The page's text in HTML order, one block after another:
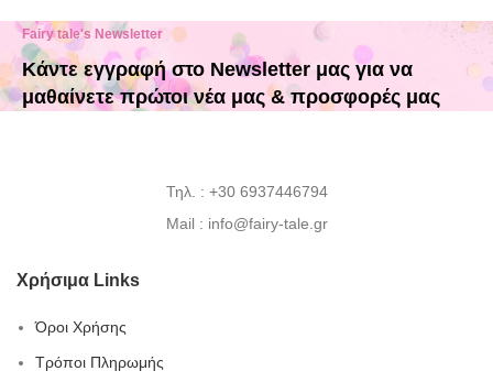
Fairy tale's Newsletter
Κάντε εγγραφή στο Newsletter μας για να
μαθαίνετε πρώτοι νέα μας & προσφορές μας
Τηλ. : +30 6937446794
Mail : info@fairy-tale.gr
Χρήσιμα Links
Όροι Χρήσης
Τρόποι Πληρωμής